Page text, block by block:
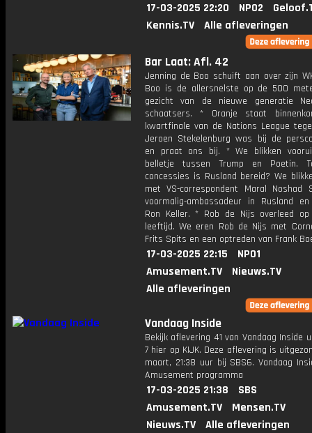
17-03-2025 22:20 NPO2
Kennis.TV
Alle afleveringen
Bar Laat: Afl. 42
Jenning de Boo schuift aan over zijn
Boo is de allersnelste op de 500
gezicht van de nieuwe generatie
schaatsers. * Oranje staat
kwartfinale van de Nations League
Jeroen Stekelenburg was bij de
en praat ons bij. * We blikken
belletje tussen Trump en Poetin.
concessies is Rusland bereid? We
met VS-correspondent Maral Noshad
voormalig-ambassadeur in Rusland en
Ron Keller. * Rob de Nijs overleed op
leeftijd. We eren Rob de Nijs met
Frits Spits en een optreden van Frank
17-03-2025 22:15
NPO1
Amusement.TV
Nieuws.TV
Alle afleveringen
Vandaag Inside
Bekijk aflevering 41 van Vandaag Inside
7 hier op KIJK. Deze aflevering is
maart, 21:38 uur bij SBS6. Vandaag
Amusement programma
17-03-2025 21:38
SBS
Amusement.TV
Mensen.TV
Nieuws.TV
Alle afleveringen